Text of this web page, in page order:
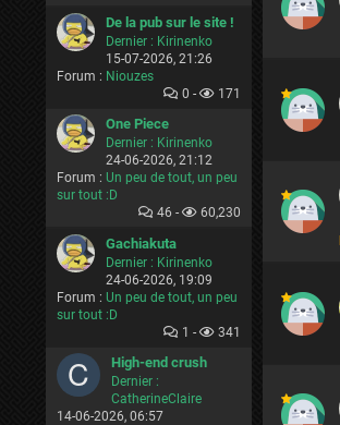
De la pub sur le site !
Dernier : Kirinenko
15-07-2026, 21:26
Forum : Niouzes
0 -
171
One Piece
Dernier : Kirinenko
24-06-2026, 21:12
Forum : Un peu de tout, un peu
sur tout :D
46 -
60,230
Gachiakuta
Dernier : Kirinenko
24-06-2026, 19:09
Forum : Un peu de tout, un peu
sur tout :D
1 -
341
High-end crush
Dernier :
CatherineClaire
14-06-2026, 06:57